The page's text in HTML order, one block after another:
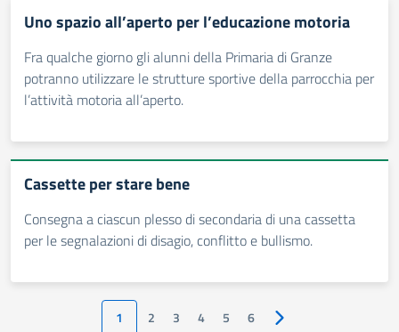
Uno spazio all’aperto per l’educazione motoria
Fra qualche giorno gli alunni della Primaria di Granze
potranno utilizzare le strutture sportive della parrocchia per
l’attività motoria all’aperto.
Cassette per stare bene
Consegna a ciascun plesso di secondaria di una cassetta
per le segnalazioni di disagio, conflitto e bullismo.
1 2 3 4 5 6 Pagina successiva